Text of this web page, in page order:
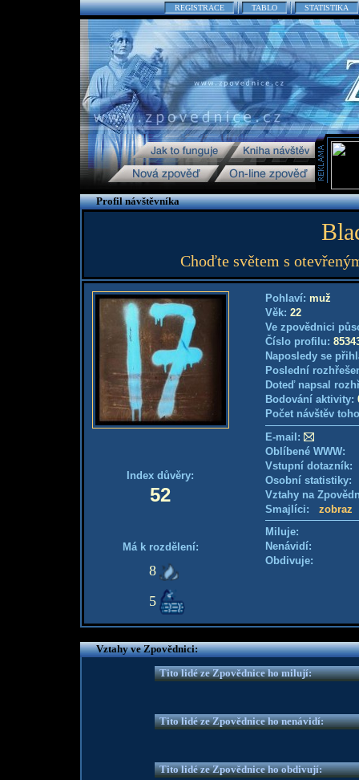
REGISTRACE TABLO STATISTIKA
Profil návštěvníka
Choďte světem s
Index důvěry:
52
Má k rozdělení:
8
5
Pohlaví: muž
Věk: 22
Ve zpovědnici
Číslo profilu:
Naposledy se
Poslední
Doteď napsal
Bodování aktivity:
Počet návštěv
E-mail:
Oblíbené WWW:
Vstupní
Osobní
Vztahy na
Smajlíci: zobraz
Miluje:
Nenávidí:
Obdivuje:
Vztahy ve Zpovědnici:
Tito lidé ze Zpovědnice ho milují:
Tito lidé ze Zpovědnice ho nenávidí:
Tito lidé ze Zpovědnice ho obdivují: